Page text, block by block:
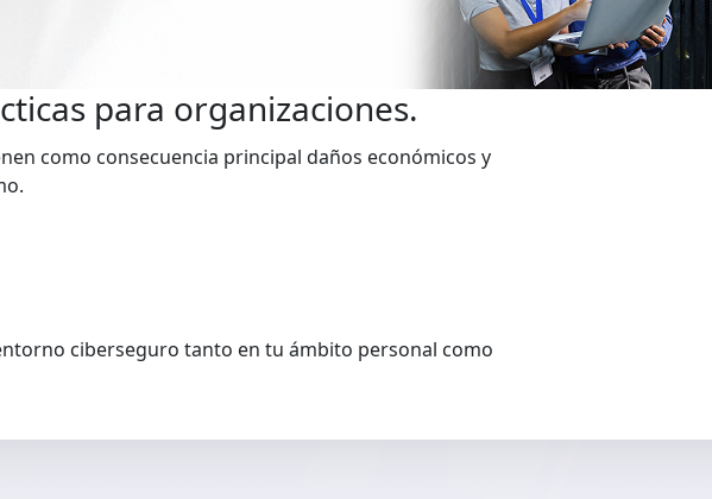
para organizaciones.
como consecuencia principal daños económicos y
ciberseguro tanto en tu ámbito personal como